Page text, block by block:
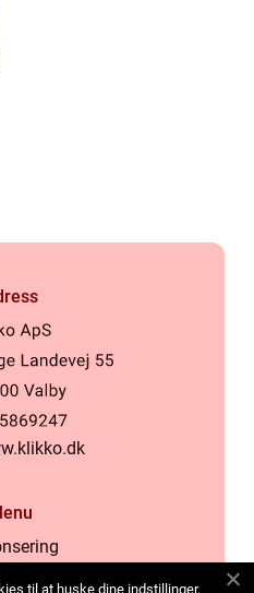
til at huske dine indstillinger,